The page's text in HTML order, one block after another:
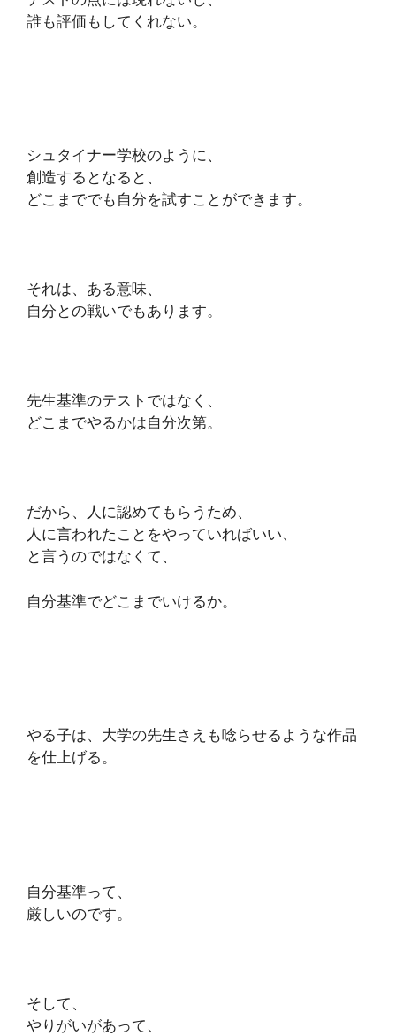
誰も評価もしてくれない。
シュタイナー学校のように、
創造するとなると、
どこまででも自分を試すことができます。
それは、ある意味、
自分との戦いでもあります。
先生基準のテストではなく、
どこまでやるかは自分次第。
だから、人に認めてもらうため、
人に言われたことをやっていればいい、
と言うのではなくて、
自分基準でどこまでいけるか。
やる子は、大学の先生さえも唸らせるような作品
を仕上げる。
自分基準って、
厳しいのです。
そして、
やりがいがあって、